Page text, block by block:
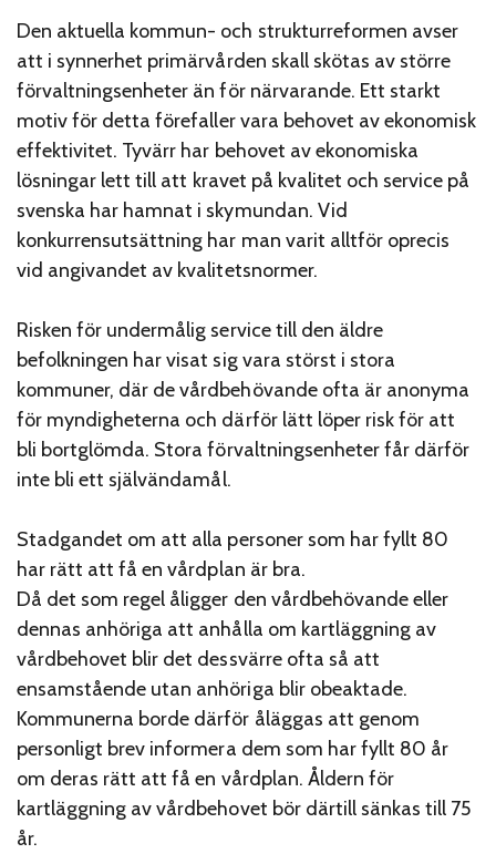
Den aktuella kommun- och strukturreformen avser
att i synnerhet primärvården skall skötas av större
förvaltningsenheter än för närvarande. Ett starkt
motiv för detta förefaller vara behovet av ekonomisk
effektivitet. Tyvärr har behovet av ekonomiska
lösningar lett till att kravet på kvalitet och service på
svenska har hamnat i skymundan. Vid
konkurrensutsättning har man varit alltför oprecis
vid angivandet av kvalitetsnormer.
Risken för undermålig service till den äldre
befolkningen har visat sig vara störst i stora
kommuner, där de vårdbehövande ofta är anonyma
för myndigheterna och därför lätt löper risk för att
bli bortglömda. Stora förvaltningsenheter får därför
inte bli ett självändamål.
Stadgandet om att alla personer som har fyllt 80
har rätt att få en vårdplan är bra.
Då det som regel åligger den vårdbehövande eller
dennas anhöriga att anhålla om kartläggning av
vårdbehovet blir det dessvärre ofta så att
ensamstående utan anhöriga blir obeaktade.
Kommunerna borde därför åläggas att genom
personligt brev informera dem som har fyllt 80 år
om deras rätt att få en vårdplan. Åldern för
kartläggning av vårdbehovet bör därtill sänkas till 75
år.